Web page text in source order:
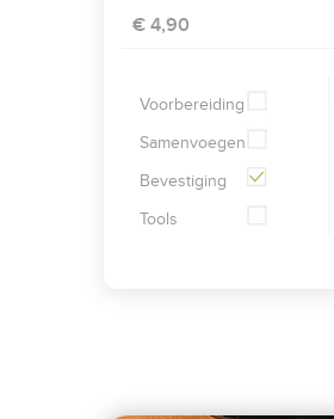
€ 4,90
Voorbereiding
Samenvoegen
Bevestiging
Tools